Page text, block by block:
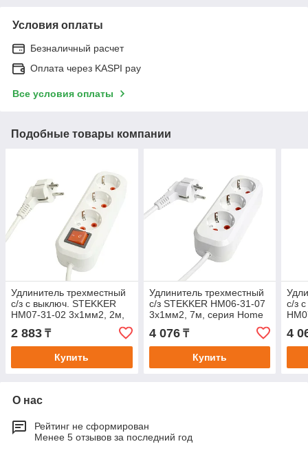
Условия оплаты
Безналичный расчет
Оплата через KASPI pay
Все условия оплаты
Подобные товары компании
Удлинитель трехместный
с/з с выключ. STEKKER
HM07-31-02 3x1мм2, 2м,
серия Home (У16А-002),
белый
2 883 ₸
Купить
Удлинитель трехместный
с/з STEKKER HM06-31-07
3x1мм2, 7м, серия Home
(У10-002), белый
4 076₸
Купить
с/з
4
О нас
Рейтинг не сформирован
Менее 5 отзывов за последний год